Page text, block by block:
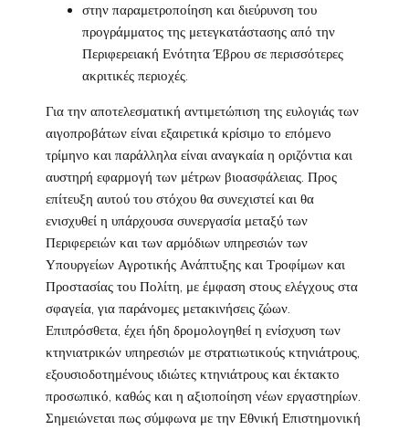
στην παραμετροποίηση και διεύρυνση του
προγράμματος της μετεγκατάστασης από την
Περιφερειακή Ενότητα Έβρου σε περισσότερες
ακριτικές περιοχές.
Για την αποτελεσματική αντιμετώπιση της ευλογιάς των
αιγοπροβάτων είναι εξαιρετικά κρίσιμο το επόμενο
τρίμηνο και παράλληλα είναι αναγκαία η οριζόντια και
αυστηρή εφαρμογή των μέτρων βιοασφάλειας. Προς
επίτευξη αυτού του στόχου θα συνεχιστεί και θα
ενισχυθεί η υπάρχουσα συνεργασία μεταξύ των
Περιφερειών και των αρμόδιων υπηρεσιών των
Υπουργείων Αγροτικής Ανάπτυξης και Τροφίμων και
Προστασίας του Πολίτη, με έμφαση στους ελέγχους στα
σφαγεία, για παράνομες μετακινήσεις ζώων.
Επιπρόσθετα, έχει ήδη δρομολογηθεί η ενίσχυση των
κτηνιατρικών υπηρεσιών με στρατιωτικούς κτηνιάτρους,
εξουσιοδοτημένους ιδιώτες κτηνιάτρους και έκτακτο
προσωπικό, καθώς και η αξιοποίηση νέων εργαστηρίων.
Σημειώνεται πως σύμφωνα με την Εθνική Επιστημονική